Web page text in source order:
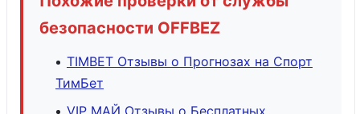
безопасности OFFBEZ
TIMBET Отзывы о Прогнозах на Спорт
ТимБет